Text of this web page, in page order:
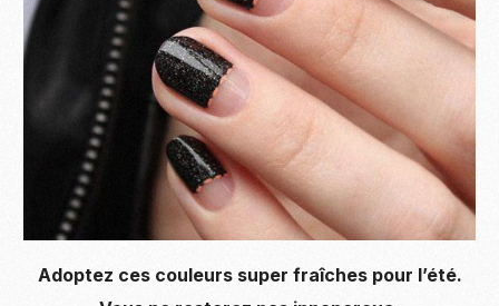
Adoptez ces couleurs super fraîches pour l’été.